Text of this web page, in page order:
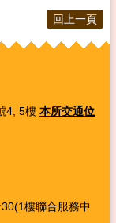
回上一頁
4, 5樓 本所交通位
樓聯合服務中